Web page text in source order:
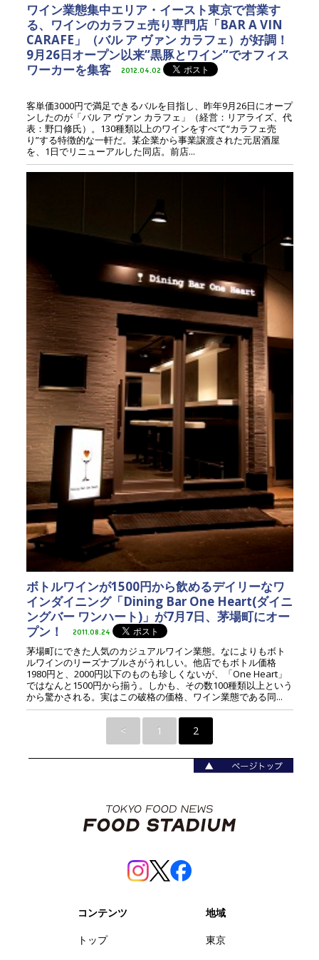
ワイン業態集中エリア・イースト東京で営業す
る、ワインのカラフェ売り専門店「BAR A VIN
CARAFE」（バル ア ヴァン カラフェ）が好調！
9月26日オープン以来“黒豚とワイン”でオフィス
ワーカーを集客
2012.04.02
客単価3000円で満足できるバルを目指し、昨年9月26日にオープ
ンしたのが「バル ア ヴァン カラフェ」（経営：リアライズ、代
表：野口修氏）。130種類以上のワインをすべて“カラフェ売
り”する特徴的な一軒だ。某企業から事業譲渡された元居酒屋
を、1日でリニューアルした同店。前店...
ボトルワインが1500円から飲めるデイリーなワ
インダイニング「Dining Bar One Heart(ダイニ
ングバー ワンハート)」が7月7日、茅場町にオー
プン！
2011.08.24
茅場町にできた人気のカジュアルワイン業態。なによりもボト
ルワインのリーズナブルさがうれしい。他店でもボトル価格
1980円と、2000円以下のものも珍しくないが、「One Heart」
ではなんと1500円から揃う。しかも、その数100種類以上という
から驚かされる。実はこの破格の価格、ワイン業態である同...
< 1 2
コンテンツ
トップ
地域
東京